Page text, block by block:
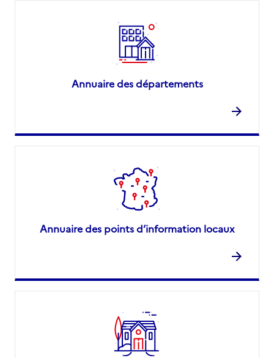
Annuaire des départements
Annuaire des points d’information locaux